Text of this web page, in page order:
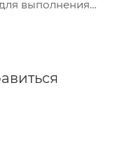
выполнения
часть от коррозии.